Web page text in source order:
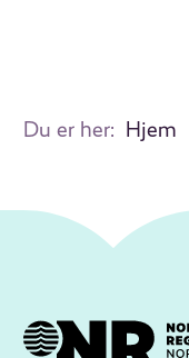
Du er her: Hjem